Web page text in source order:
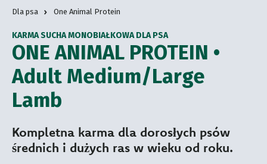
Dla psa One Animal Protein
ONE ANIMAL PROTEIN •
Adult Medium/Large
Lamb
KARMA SUCHA MONOBIAŁKOWA DLA PSA
Kompletna karma dla dorosłych psów
średnich i dużych ras w wieku od roku.